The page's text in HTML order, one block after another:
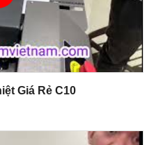
Giá Rẻ C10